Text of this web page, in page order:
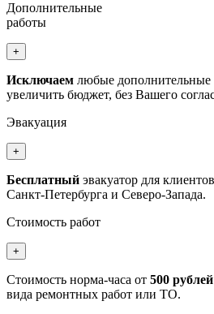
Дополнительные
работы
+
Исключаем любые дополнительные
увеличить бюджет, без Вашего
Эвакуация
+
Бесплатный эвакуатор для
Санкт-Петербурга и Северо-Запада.
Стоимость работ
+
Стоимость норма-часа от 500 рублей
вида ремонтных работ или ТО.